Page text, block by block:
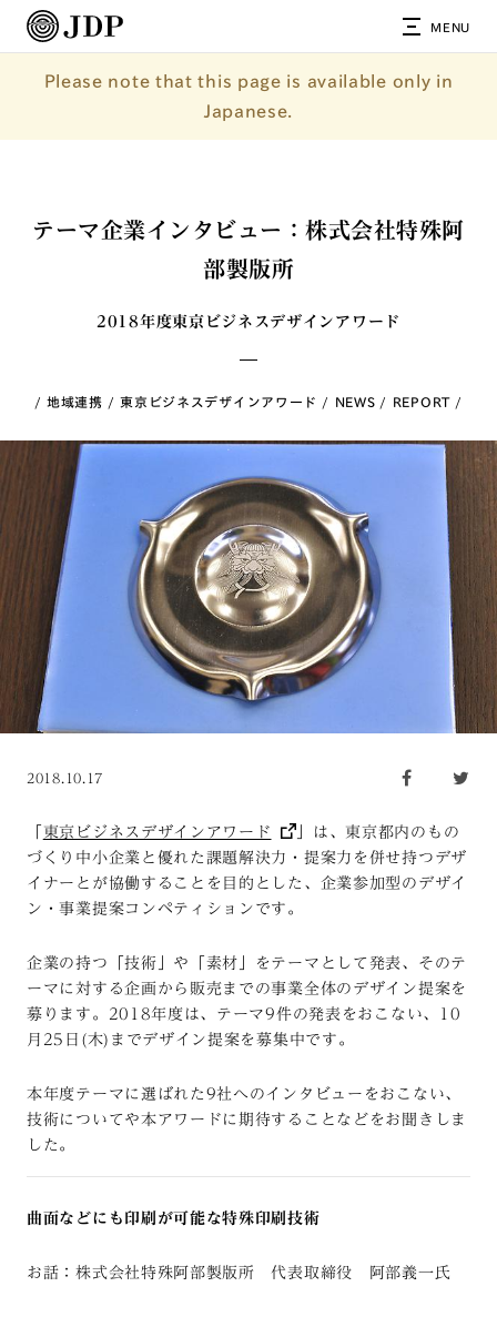
MENU
Please note that this page is available only in
Japanese.
テーマ企業インタビュー：株式会社特殊阿
部製版所
2018年度東京ビジネスデザインアワード
地域連携 東京ビジネスデザインアワード NEWS REPORT
2018.10.17
東京ビジネスデザインアワード
」は、東京都内のもの
づくり中小企業と優れた課題解決力・提案力を併せ持つデザ
イナーとが協働することを目的とした、企業参加型のデザイ
ン・事業提案コンペティションです。
企業の持つ「技術」や「素材」をテーマとして発表、そのテ
ーマに対する企画から販売までの事業全体のデザイン提案を
募ります。2018年度は、テーマ9件の発表をおこない、10
月25日(木)までデザイン提案を募集中です。
本年度テーマに選ばれた9社へのインタビューをおこない、
技術についてや本アワードに期待することなどをお聞きしま
した。
曲面などにも印刷が可能な特殊印刷技術
お話：株式会社特殊阿部製版所 代表取締役 阿部義一氏